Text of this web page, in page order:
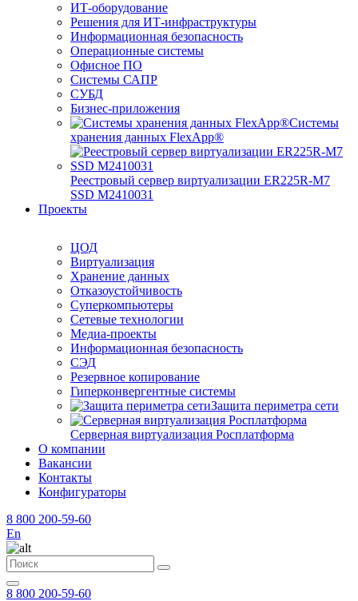
ИТ-оборудование
Решения для ИТ-инфраструктуры
Информационная безопасность
Операционные системы
Офисное ПО
Системы САПР
СУБД
Бизнес-приложения
Системы
хранения данных FlexApp®
Реестровый сервер виртуализации ER225R-M7
SSD М2410031
Проекты
ЦОД
Виртуализация
Хранение данных
Отказоустойчивость
Суперкомпьютеры
Сетевые технологии
Медиа-проекты
Информационная безопасность
СЭД
Резервное копирование
Гиперконвергентные системы
Защита периметра сети
Серверная виртуализация Росплатформа
О компании
Вакансии
Контакты
Конфигураторы
8 800 200-59-60
En
8 800 200-59-60